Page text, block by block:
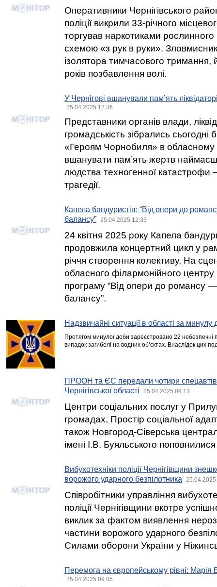
Оперативники Чернігівського
поліції викрили 33-річного
торгував наркотиками
схемою «з рук в руки».
ізолятора тимчасового
років позбавлення волі.
У Чернігові вшанували пам’ять
25.04.2025 12:36
Представники органів влади,
громадськість зібрались сьогодні
«Героям Чорнобиля» в обласному
вшанувати пам’ять жертв
людства техногенної катастрофи
трагедії.
Капела бандуристів: “Від опери до
балансу”
25.04.2025 12:33
24 квітня 2025 року Капела
продовжила концертний цикл у
річчя створення колективу. На
обласного філармонійного
програму “Від опери до романсу
балансу”.
Надзвичайні ситуації в області за минулу
Протягом минулої доби зареєстровано 22 небезпечні
випадок загибелі на водних об’єктах. Внаслідок цих
ПРООН та ЄС передали чотири
Чернігівської області
25.04.2025 09:13
Центри соціальних послуг у
громадах, Простір соціальної
також Новгород-Сіверська
імені І.В. Буяльського
Вибухотехніки поліції Чернігівщини
ворожого ударного безпілотника
Співробітники управління
поліції Чернігівщини вкотре
виклик за фактом виявлення
частини ворожого ударного
Силами оборони України у
Перемога на європейському рівні: Марія
25.04.2025 09:05